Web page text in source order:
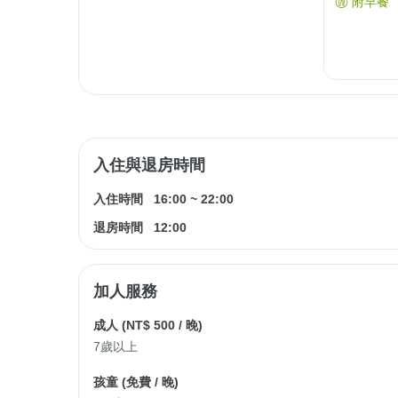
入住與退房時間
入住時間 16:00 ~ 22:00
退房時間
12:00
加人服務
成人 (NT$ 500 / 晚)
7歲以上
孩童 (免費 / 晚)